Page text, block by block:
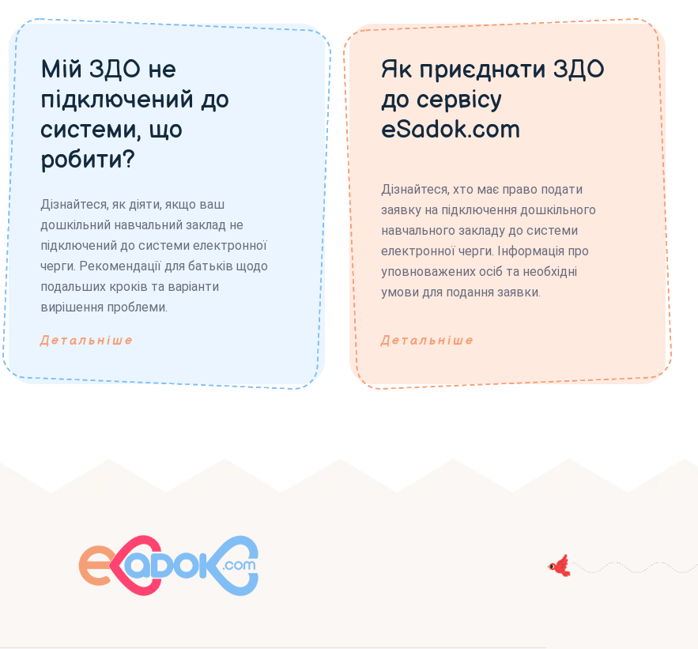
Мій ЗДО не
підключений до
системи, що
робити?
Дізнайтеся, як діяти, якщо ваш
дошкільний навчальний заклад не
підключений до системи електронної
черги. Рекомендації для батьків щодо
подальших кроків та варіанти
вирішення проблеми.
Детальніше
Як приєднати ЗДО
до сервісу
eSadok.com
Дізнайтеся, хто має право подати
заявку на підключення дошкільного
навчального закладу до системи
електронної черги. Інформація про
уповноважених осіб та необхідні
умови для подання заявки.
Детальніше